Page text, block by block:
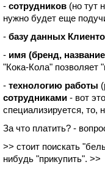
- сотрудников (но тут
нужно будет еще
- базу данных
- имя (бренд,
"Кока-Кола" позволяет
- технологию работы
сотрудниками - вот
специализируется, то,
За что платить? -
>> стоит поискать
нибудь "прикупить". >>